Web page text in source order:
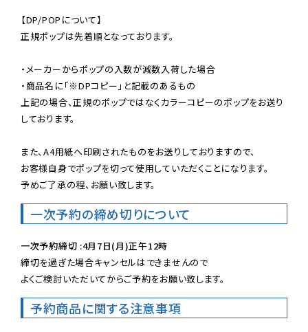
【DP/POPについて】
正規ポップは先着順となっております。
・メーカーからポップの入数が減数入荷した場合
・商品名に「※DPコピー」と記載のあるもの
上記の場合、正規のポップではなくカラーコピーのポップをお送り
しております。
また、A4用紙へ印刷されたものをお送りしておりますので、
お客様自身でポップを切って使用していただくことになります。
予めご了承の程、お願い致します。
一次予約の締め切りについて
一次予約締切 :4月7日(月)正午12時
締切を過ぎた場合キャンセルはできませんので
よくご検討いただいてからご予約をお願い致します。
予約商品に関する注意事項